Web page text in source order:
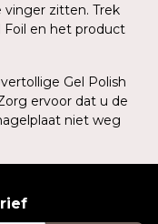
vinger zitten. Trek
Foil en het product
Gel Polish
ervoor dat u de
niet weg